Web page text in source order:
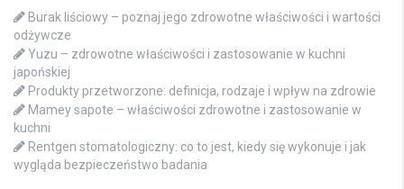
Burak liściowy – poznaj jego zdrowotne właściwości i wartości
odżywcze
Yuzu – zdrowotne właściwości i zastosowanie w kuchni
japońskiej
Produkty przetworzone: definicja, rodzaje i wpływ na zdrowie
Mamey sapote – właściwości zdrowotne i zastosowanie w
kuchni
Rentgen stomatologiczny: co to jest, kiedy się wykonuje i jak
wygląda bezpieczeństwo badania